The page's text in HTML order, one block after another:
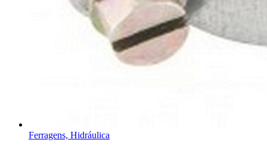
Ferragens, Hidráulica